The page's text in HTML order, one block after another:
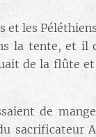
et les
la tente, et il
de la flûte
de
sacrificateur